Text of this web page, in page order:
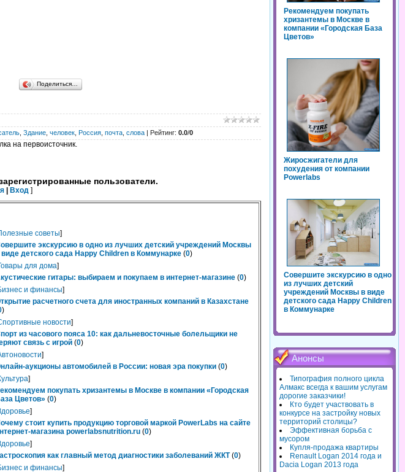
Поделиться…
Здание человек Россия почта слова | Рейтинг: 0.0/0
на первоисточник.
пользователи.
Вход ]
советы]
экскурсию в одно из лучших детский учреждений Москвы
виде детского сада Happy Children в Коммунарке (0)
для дома]
гитары: выбираем и покупаем в интернет-магазине (0)
и финансы]
расчетного счета для иностранных компаний в Казахстане
)
новости]
из часового пояса 10: как дальневосточные болельщики не
связь с игрой (0)
]
аукционы автомобилей в России: новая эра покупки (0)
]
покупать хризантемы в Москве в компании «Городская
Цветов» (0)
]
стоит купить продукцию торговой маркой PowerLabs на сайте
магазина powerlabsnutrition.ru (0)
]
как главный метод диагностики заболеваний ЖКТ (0)
и финансы]
Рекомендуем покупать
хризантемы в Москве в
компании «Городская База
Цветов»
Жиросжигатели для
похудения от компании
Powerlabs
Совершите экскурсию в одно
из лучших детский
учреждений Москвы в виде
детского сада Happy Children
в Коммунарке
Анонсы
Типография полного цикла
Алмакс всегда к вашим услугам
дорогие заказчики!
Кто будет участвовать в
конкурсе на застройку новых
территорий столицы?
Эффективная борьба с
мусором
Купля-продажа квартиры
Renault Logan 2014 года и
Dacia Logan 2013 года